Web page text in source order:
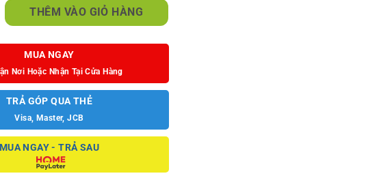
đá chữ nhật số lượng
THÊM VÀO GIỎ HÀNG
MUA NGAY
Nơi Hoặc Nhận Tại Cửa Hàng
TRẢ GÓP QUA THẺ
Visa, Master, JCB
MUA NGAY - TRẢ SAU